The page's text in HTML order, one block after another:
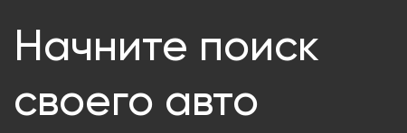
Начните поиск
своего авто